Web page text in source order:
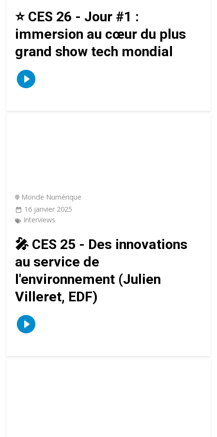
⭐️ CES 26 - Jour #1 :
immersion au cœur du plus
grand show tech mondial
Monde Numérique
16 janvier 2025
Interviews
🎤 CES 25 - Des innovations
au service de
l'environnement (Julien
Villeret, EDF)